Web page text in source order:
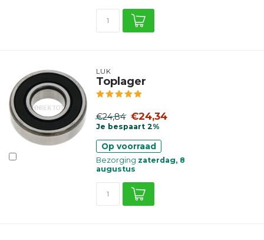
LUK
Toplager
€24,84 €24,34
Je bespaart 2%
Op voorraad
Bezorging zaterdag, 8
augustus